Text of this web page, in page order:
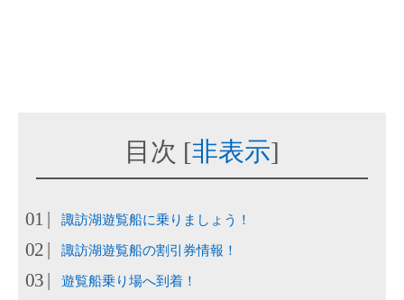
目次 [非表示]
諏訪湖遊覧船に乗りましょう！
諏訪湖遊覧船の割引券情報！
遊覧船乗り場へ到着！